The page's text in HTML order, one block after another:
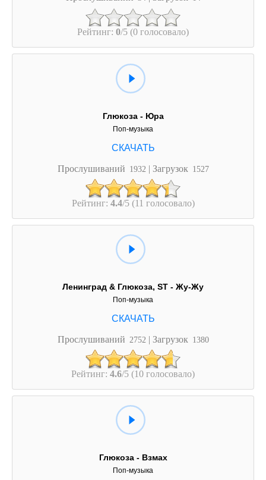
Рейтинг: 0/5 (0 голосовало)
Глюкоза - Юра
Поп-музыка
Прослушиваний 1932 | Загрузок 1527
Рейтинг: 4.4/5 (11 голосовало)
Ленинград & Глюкоза, ST - Жу-Жу
Поп-музыка
Прослушиваний 2752 | Загрузок 1380
Рейтинг: 4.6/5 (10 голосовало)
Глюкоза - Взмах
Поп-музыка